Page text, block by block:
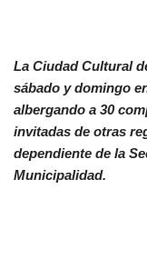
La Ciudad Cultural
sábado y domingo
albergando a 30
invitadas de otras
dependiente de la
Municipalidad.